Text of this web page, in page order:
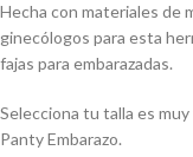
Hecha con materiales de
ginecólogos para esta
fajas para embarazadas.
Selecciona tu talla es
Panty Embarazo.